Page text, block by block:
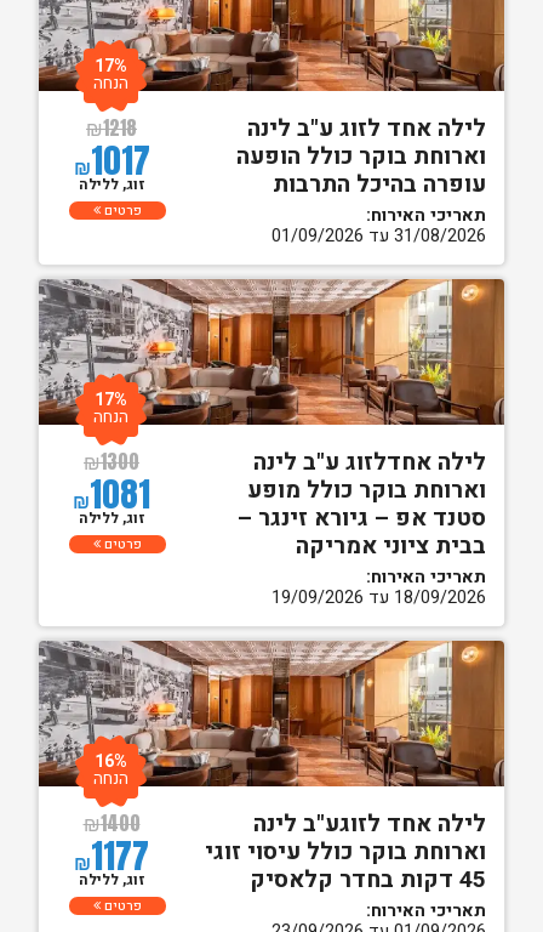
לילה אחד לזוג ע"ב לינה
וארוחת בוקר כולל הופעה
עופרה בהיכל התרבות
תאריכי האירוח:
31/08/2026 עד 01/09/2026
₪1218
₪1017
17%
הנחה
זוג, ללילה
פרטים
לילה אחדלזוג ע"ב לינה
וארוחת בוקר כולל מופע
סטנד אפ – גיורא זינגר –
בבית ציוני אמריקה
תאריכי האירוח:
18/09/2026 עד 19/09/2026
₪1300
₪1081
17%
הנחה
זוג, ללילה
פרטים
לילה אחד לזוגע"ב לינה
וארוחת בוקר כולל עיסוי זוגי
45 דקות בחדר קלאסיק
תאריכי האירוח:
₪1400
₪1177
16%
הנחה
זוג, ללילה
פרטים